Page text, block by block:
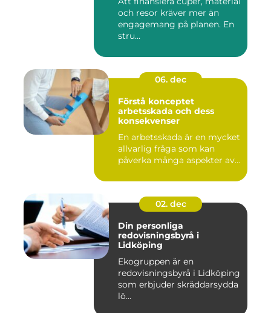
och resor kräver mer än
engagemang på planen. En
stru...
06. dec
Förstå konceptet
arbetsskada och dess
konsekvenser
En arbetsskada är en mycket
allvarlig fråga som kan
påverka många aspekter av...
02. dec
Din personliga
redovisningsbyrå i
Lidköping
Ekogruppen är en
redovisningsbyrå i Lidköping
som erbjuder skräddarsydda
lö...